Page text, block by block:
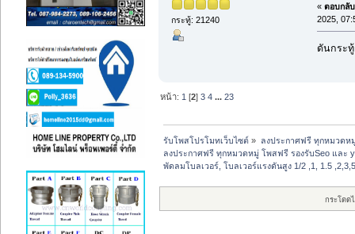
กระทู้: 21240
« ตอบกลั
2025,
ดันกระ
หน้า: 1 [2]3 4 ...23
รับโพสโปรโมทเว็บไซต์ » ลงประกาศฟรี ทุกหมวดห
ลงประกาศฟรี ทุกหมวดหมู่ โพสฟรี รองรับSeo และ
พัดลมโบลเวอร์, โบลเวอร์แรงดันสูง 1/2 ,1, 1.5
กระโดด